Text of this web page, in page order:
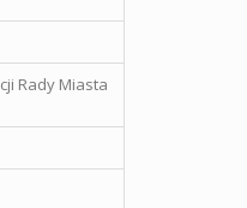
Rady Miasta